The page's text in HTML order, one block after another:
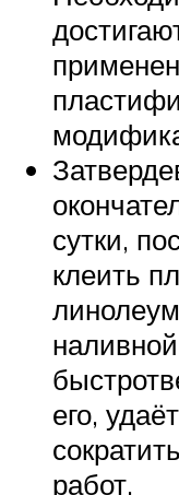
сутки,
клеить
его,
работ.